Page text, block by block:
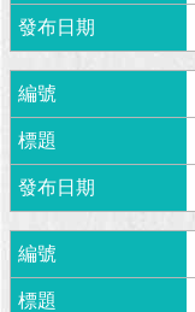
網
站
導
覽
English
常
見
問
答